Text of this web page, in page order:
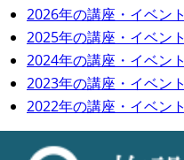
2026年の講座・イベント
2025年の講座・イベント
2024年の講座・イベント
2023年の講座・イベント
2022年の講座・イベント